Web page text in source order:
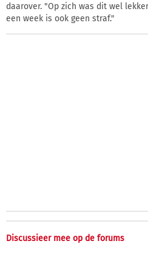
daarover. "Op zich was dit wel
een week is ook geen straf."
Discussieer mee op de forums